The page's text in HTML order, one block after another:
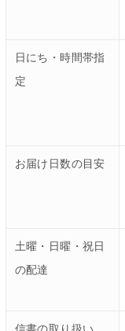
日にち・時間帯指
定
お届け日数の目安
土曜・日曜・祝日
の配達